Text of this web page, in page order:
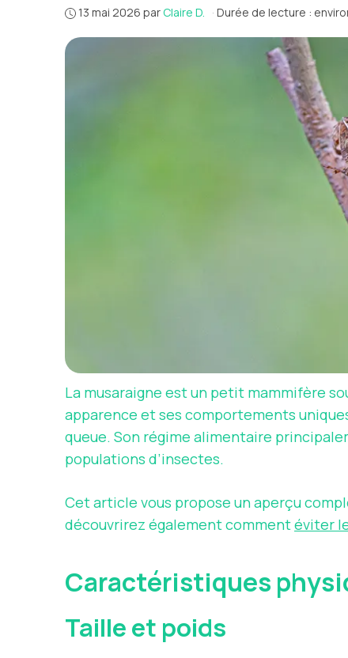
13 mai 2026 par Claire D. · Durée de lecture :
La musaraigne est un petit mammifère
apparence et ses comportements
queue. Son régime alimentaire
populations d’insectes.
Cet article vous propose un aperçu
découvrirez également commentéviter
Caractéristiques
Taille et poids